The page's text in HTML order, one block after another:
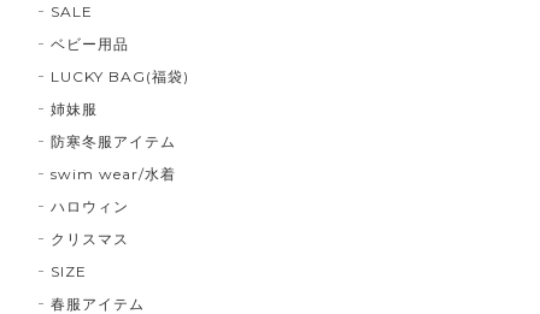
SALE
ベビー用品
LUCKY BAG(福袋)
姉妹服
防寒冬服アイテム
swim wear/水着
ハロウィン
クリスマス
SIZE
春服アイテム